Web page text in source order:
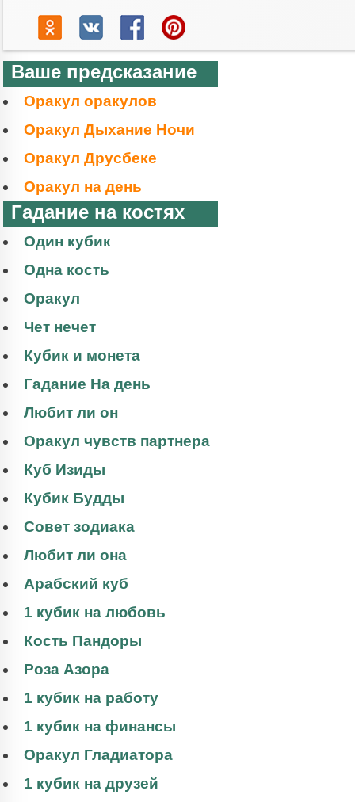
Ваше предсказание
Оракул оракулов
Оракул Дыхание Ночи
Оракул Друсбеке
Оракул на день
Гадание на костях
Один кубик
Одна кость
Оракул
Чет нечет
Кубик и монета
Гадание На день
Любит ли он
Оракул чувств партнера
Куб Изиды
Кубик Будды
Совет зодиака
Любит ли она
Арабский куб
1 кубик на любовь
Кость Пандоры
Роза Азора
1 кубик на работу
1 кубик на финансы
Оракул Гладиатора
1 кубик на друзей